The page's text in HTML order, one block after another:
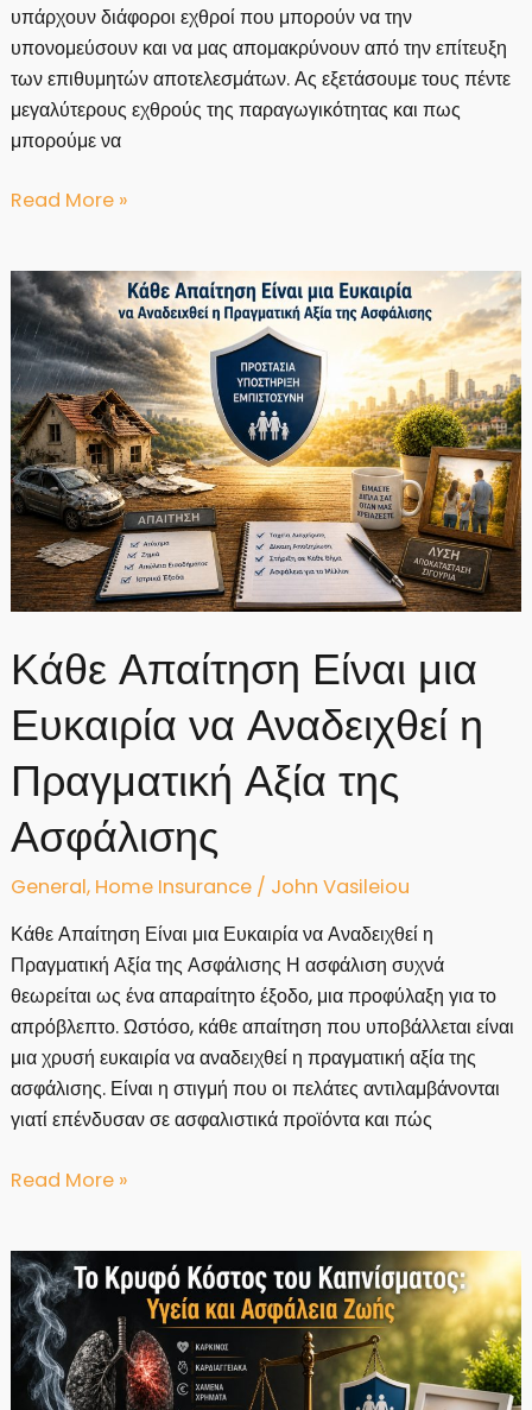
υπάρχουν διάφοροι εχθροί που μπορούν να την
υπονομεύσουν και να μας απομακρύνουν από την επίτευξη
των επιθυμητών αποτελεσμάτων. Ας εξετάσουμε τους πέντε
μεγαλύτερους εχθρούς της παραγωγικότητας και πως
μπορούμε να
Ποιοι
5
Μεγαλύτεροι
Εχθροί
της
Παραγωγικότητας;
Τρόποι
Αντιμετώπισης
Read More »
Κάθε Απαίτηση Είναι μια
Ευκαιρία να Αναδειχθεί η
Πραγματική Αξία της
Ασφάλισης
General, Home Insurance/ John Vasileiou
Κάθε Απαίτηση Είναι μια Ευκαιρία να Αναδειχθεί η
Πραγματική Αξία της Ασφάλισης Η ασφάλιση συχνά
θεωρείται ως ένα απαραίτητο έξοδο, μια προφύλαξη για το
απρόβλεπτο. Ωστόσο, κάθε απαίτηση που υποβάλλεται είναι
μια χρυσή ευκαιρία να αναδειχθεί η πραγματική αξία της
ασφάλισης. Είναι η στιγμή που οι πελάτες αντιλαμβάνονται
γιατί επένδυσαν σε ασφαλιστικά προϊόντα και πώς
Κάθε
μια
Ευκαιρία
να
Αναδειχθεί
Read More »